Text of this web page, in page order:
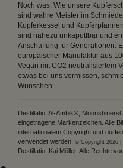
Noch was: Wie unsere
sind wahre Meister im
Kupferkessel und
sind nahezu unkaputtbar und
Anschaffung für Generationen.
europäischer Manufaktur aus
Vegan mit CO2 neutralisiertem
etwas bei uns vermissen,
Wünschen.
Destillatio, Al-Ambik®,
eingetragene Markenzeichen. Alle
internationalem Copyright und
verwendet werden. © Copyright 2026 |
Destillatio, Kai Möller. Alle Rechte